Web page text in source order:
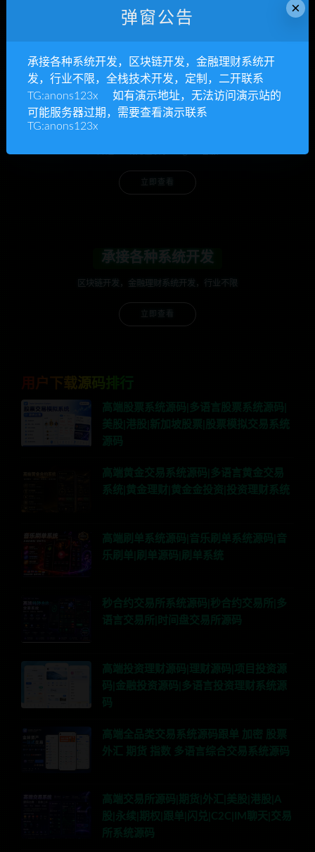
承接各种系统开发
区块链开发，金融理财系统开发，行业不限
用户下载源码排行
高端股票系统源码|多语言股票系统源码|
美股|港股|新加坡股票|股票模拟交易系统
源码
高端黄金交易系统源码|多语言黄金交易
系统|黄金理财|黄金金投资|投资理财系统
高端刷单系统源码|音乐刷单系统源码|音
乐刷单|刷单源码|刷单系统
秒合约交易所系统源码|秒合约交易所|多
语言交易所|时间盘交易所源码
高端投资理财源码|理财源码|项目投资源
码|金融投资源码|多语言投资理财系统源
码
高端全品类交易系统源码跟单 加密 股票
外汇 期货 指数 多语言综合交易系统源码
高端交易所源码|期货|外汇|美股|港股|A
股|永续|期权|跟单|闪兑|C2C|IM聊天|交易
所系统源码
×
弹窗公告
承接各种系统开发，区块链开发，金融理财系统开
发，行业不限，全栈技术开发，定制，二开联系
TG:anons123x 如有演示地址，无法访问演示站的
可能服务器过期，需要查看演示联系
TG:anons123x